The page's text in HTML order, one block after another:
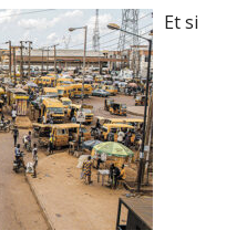
Et si